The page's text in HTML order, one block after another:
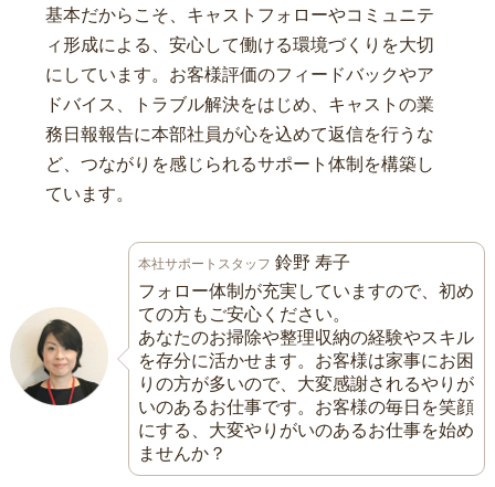
基本だからこそ、キャストフォローやコミュニテ
ィ形成による、安心して働ける環境づくりを大切
にしています。お客様評価のフィードバックやア
ドバイス、トラブル解決をはじめ、キャストの業
務日報報告に本部社員が心を込めて返信を行うな
ど、つながりを感じられるサポート体制を構築し
ています。
本社サポートスタッフ 鈴野 寿子
フォロー体制が充実していますので、初め
ての方もご安心ください。
あなたのお掃除や整理収納の経験やスキル
を存分に活かせます。お客様は家事にお困
りの方が多いので、大変感謝されるやりが
いのあるお仕事です。お客様の毎日を笑顔
にする、大変やりがいのあるお仕事を始め
ませんか？